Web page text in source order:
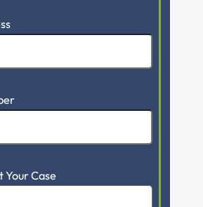
Your Case